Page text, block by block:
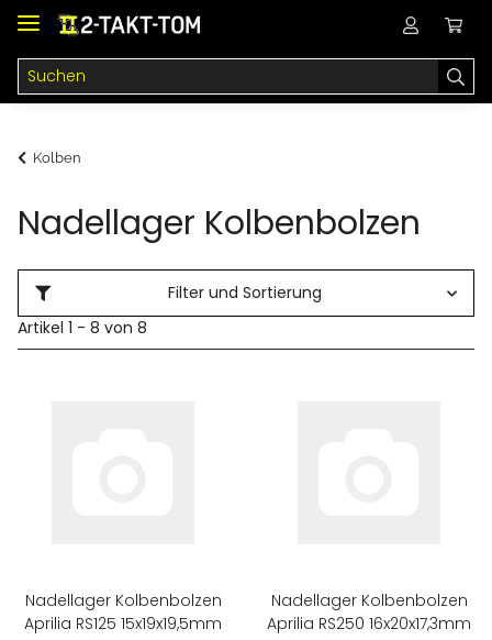
Kolben
Nadellager Kolbenbolzen
Filter und Sortierung
Artikel 1 - 8 von 8
Nadellager Kolbenbolzen
Aprilia RS125 15x19x19,5mm
Nadellager Kolbenbolzen
Aprilia RS250 16x20x17,3mm